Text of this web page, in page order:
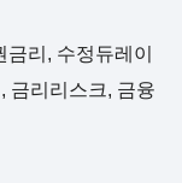
리, 수정듀레이
금리리스크, 금융